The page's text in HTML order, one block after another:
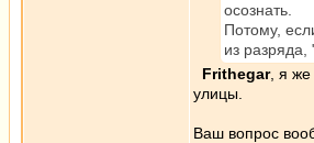
осознать.
Потому,
из разряда,
Frithegar, я же
улицы.
Ваш вопрос